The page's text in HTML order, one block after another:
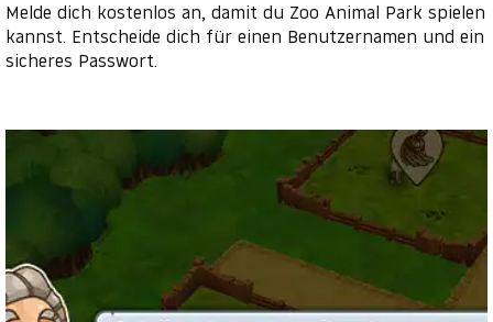
Melde dich kostenlos an, damit du Zoo Animal Park spielen
kannst. Entscheide dich für einen Benutzernamen und ein
sicheres Passwort.